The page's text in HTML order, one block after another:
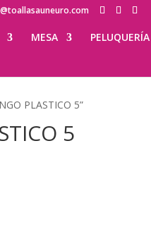
MESA PELUQUERÍA
PLASTICO 5”
5